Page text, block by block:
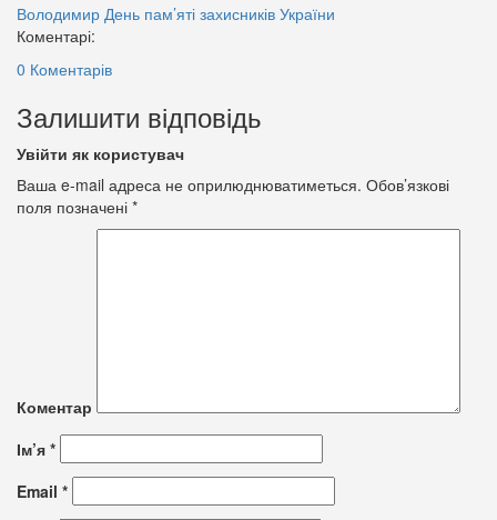
Володимир День пам’яті захисників України
Коментарі:
0 Коментарів
Залишити відповідь
Увійти як користувач
Ваша e-mail адреса не оприлюднюватиметься. Обов’язкові
поля позначені *
Коментар
Ім’я *
Email *